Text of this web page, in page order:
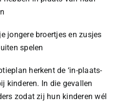
jongere broertjes en zusjes
spelen
herkent de ‘in-plaats-
kinderen. In die gevallen
zodat zij hun kinderen wél